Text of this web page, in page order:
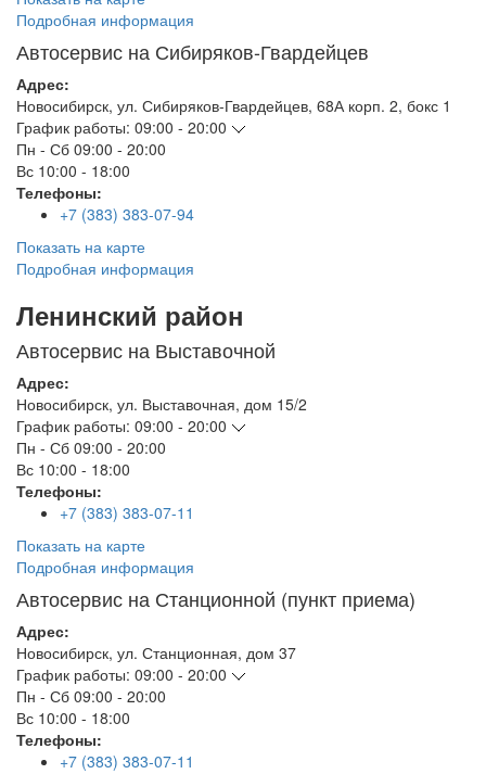
Подробная информация
Автосервис на Сибиряков-Гвардейцев
Адрес:
Новосибирск, ул. Сибиряков-Гвардейцев, 68А корп. 2, бокс 1
График работы: 09:00 - 20:00
Пн - Сб 09:00 - 20:00
Вс 10:00 - 18:00
Телефоны:
+7 (383) 383-07-94
Показать на карте
Подробная информация
Ленинский район
Автосервис на Выставочной
Адрес:
Новосибирск, ул. Выставочная, дом 15/2
График работы: 09:00 - 20:00
Пн - Сб 09:00 - 20:00
Вс 10:00 - 18:00
Телефоны:
+7 (383) 383-07-11
Показать на карте
Подробная информация
Автосервис на Станционной (пункт приема)
Адрес:
Новосибирск, ул. Станционная, дом 37
График работы: 09:00 - 20:00
Пн - Сб 09:00 - 20:00
Вс 10:00 - 18:00
Телефоны:
+7 (383) 383-07-11